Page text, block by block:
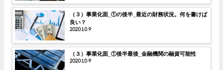
（３）事業化面_①の後半_最近の財務状況。何を書けば
良い？
2020.10.9
（３）事業化面_①後半最後_金融機関の融資可能性
2020.10.9